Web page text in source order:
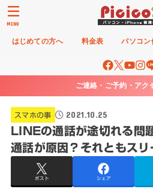
はじめての方へ 料金表 パソコン
MENU
ご連絡・ご予約・アク
スマホの事 2021.10.25
LINEの通話が途切れる問
通話が原因？それともスリ
ポスト シェア